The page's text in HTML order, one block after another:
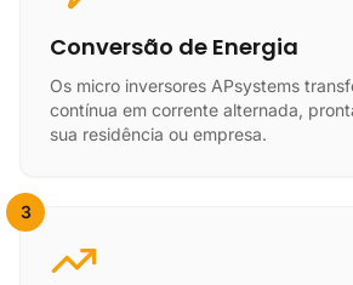
Conversão de Energia
Os micro inversores APsystems
contínua em corrente alternada,
sua residência ou empresa.
3